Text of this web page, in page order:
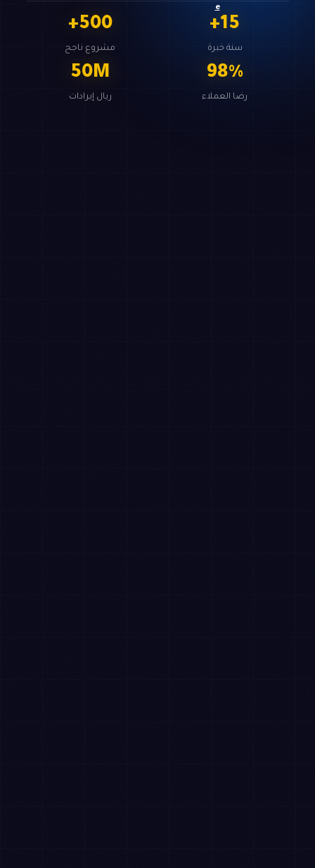
15
+
سنة خبرة
500
+
مشروع ناجح
98%
رضا العملاء
50M
ريال إيرادات